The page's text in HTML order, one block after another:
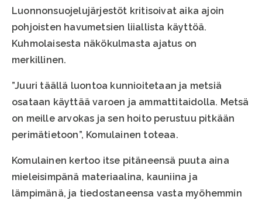
Luonnonsuojelujärjestöt kritisoivat aika ajoin
pohjoisten havumetsien liiallista käyttöä.
Kuhmolaisesta näkökulmasta ajatus on
merkillinen.
”Juuri täällä luontoa kunnioitetaan ja metsiä
osataan käyttää varoen ja ammattitaidolla. Metsä
on meille arvokas ja sen hoito perustuu pitkään
perimätietoon”, Komulainen toteaa.
Komulainen kertoo itse pitäneensä puuta aina
mieleisimpänä materiaalina, kauniina ja
lämpimänä, ja tiedostaneensa vasta myöhemmin